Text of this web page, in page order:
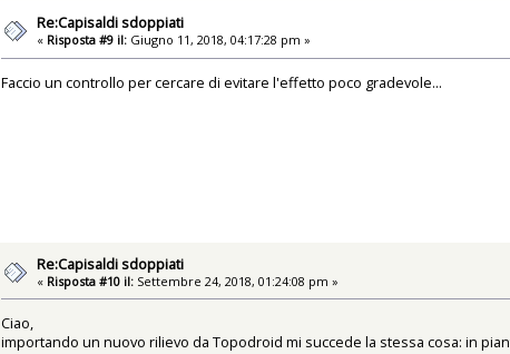
Re:Capisaldi sdoppiati
« Risposta #9 il: Giugno 11, 2018, 04:17:28 pm »
Faccio un controllo per cercare di evitare l'effetto poco gradevole...
Re:Capisaldi sdoppiati
« Risposta #10 il: Settembre 24, 2018, 01:24:08 pm »
Ciao,
importando un nuovo rilievo da Topodroid mi succede la stessa cosa: in